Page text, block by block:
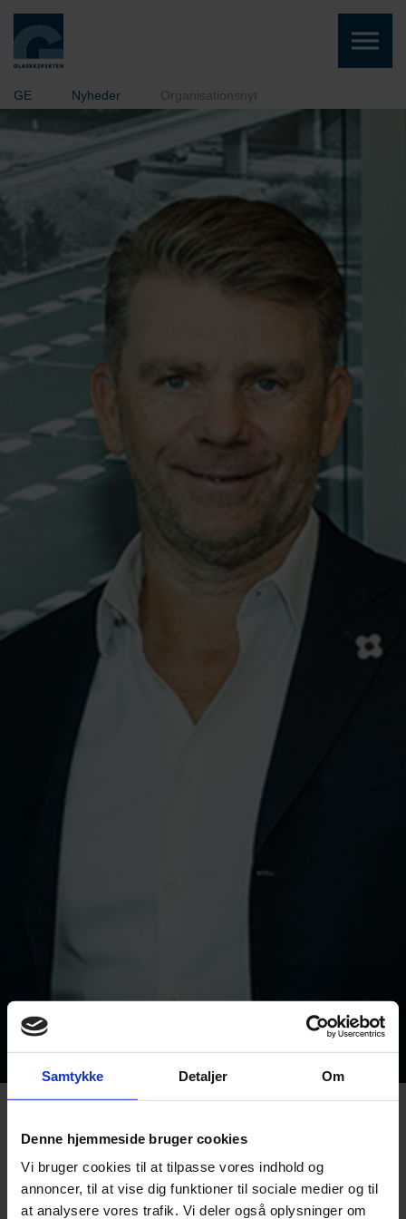
Samtykke Detaljer Om
Denne hjemmeside bruger cookies
Vi bruger cookies til at tilpasse vores indhold og
annoncer, til at vise dig funktioner til sociale medier og til
at analysere vores trafik. Vi deler også oplysninger om
GE Nyheder Organisationsnyt
Glaseksperten
Efter knap to år som salgs- og vicedirektør er Jess Gregersen
tiltrådt som CEO for Glaseksperten i Hjørring. Han har fokus på,
at virksomheden skal fortsætte med at investere massivt i